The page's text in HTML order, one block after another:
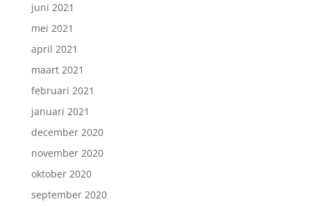
juni 2021
mei 2021
april 2021
maart 2021
februari 2021
januari 2021
december 2020
november 2020
oktober 2020
september 2020